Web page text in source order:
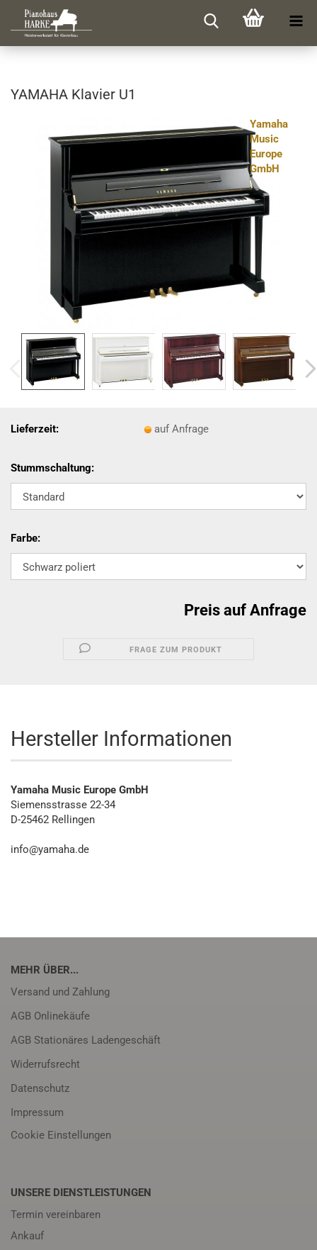
YA­MA­HA Kla­vier U1
Yamaha
Music
Europe
GmbH
Lieferzeit: auf Anfrage
Stummschaltung:
Farbe:
Preis auf Anfrage
FRAGE ZUM PRODUKT
Hersteller Informationen
Yamaha Music Europe GmbH
Siemensstrasse 22-34
D-25462 Rellingen
info@yamaha.de
MEHR ÜBER...
Versand und Zahlung
AGB Onlinekäufe
AGB Stationäres Ladengeschäft
Widerrufsrecht
Datenschutz
Impressum
Cookie Einstellungen
UNSERE DIENSTLEISTUNGEN
Termin vereinbaren
Ankauf